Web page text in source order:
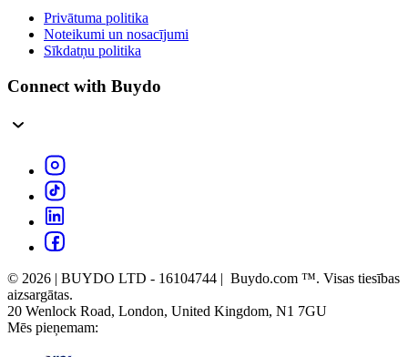
Privātuma politika
Noteikumi un nosacījumi
Sīkdatņu politika
Connect with Buydo
© 2026 | BUYDO LTD - 16104744 | Buydo.com ™. Visas tiesības
aizsargātas.
20 Wenlock Road, London, United Kingdom, N1 7GU
Mēs pieņemam: